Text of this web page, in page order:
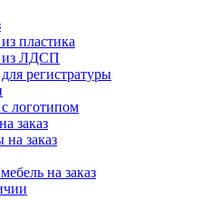
пластика
из ЛДСП
регистратуры
логотипом
заказ
заказ
на заказ